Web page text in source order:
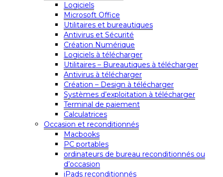
Logiciels
Microsoft Office
Utilitaires et bureautiques
Antivirus et Sécurité
Création Numérique
Logiciels à télécharger
Utilitaires – Bureautiques à télécharger
Antivirus à télécharger
Création – Design à télécharger
Systèmes d’exploitation à télécharger
Terminal de paiement
Calculatrices
Occasion et reconditionnés
Macbooks
PC portables
ordinateurs de bureau reconditionnés ou
d’occasion
iPads reconditionnés